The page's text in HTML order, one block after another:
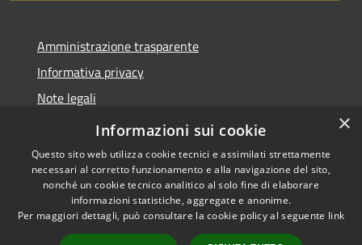
Amministrazione trasparente
Informativa privacy
Note legali
Dichiarazione di accessibilità
Accessibilità
Copyright © 2026 • Comune di
San Vero Milis • Powered by
×
Informazioni sui cookie
Questo sito web utilizza cookie tecnici e assimilati strettamente
necessari al corretto funzionamento e alla navigazione del sito,
nonché un cookie tecnico analitico al solo fine di elaborare
informazioni statistiche, aggregate e anonime.
Per maggiori dettagli, può consultare la cookie policy al seguente link